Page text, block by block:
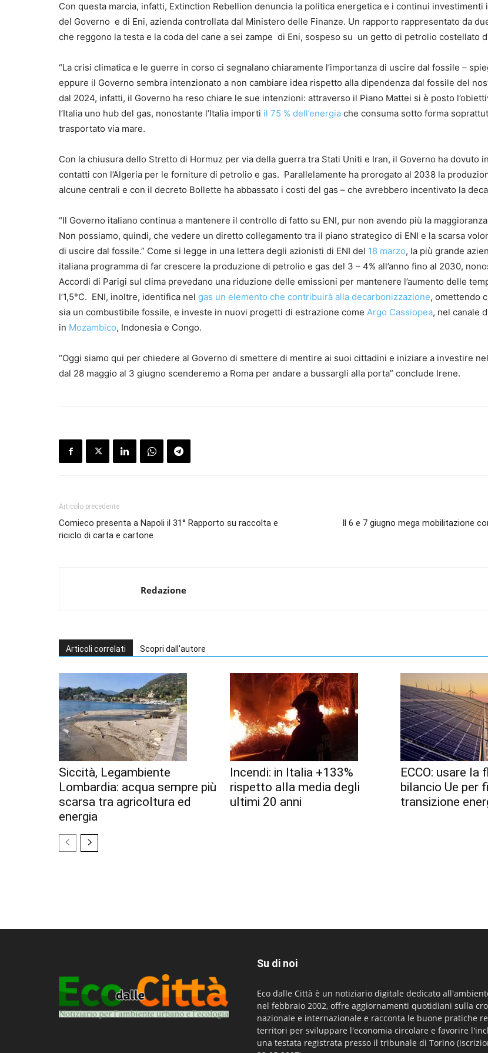
Con questa marcia, infatti, Extinction Rebellion denuncia la politica energetica e i continui investimenti
del Governo e di Eni, azienda controllata dal Ministero delle Finanze. Un rapporto rappresentato da
che reggono la testa e la coda del cane a sei zampe di Eni, sospeso su un getto di petrolio costellato
“La crisi climatica e le guerre in corso ci segnalano chiaramente l’importanza di uscire dal fossile –
eppure il Governo sembra intenzionato a non cambiare idea rispetto alla dipendenza dal fossile del
dal 2024, infatti, il Governo ha reso chiare le sue intenzioni: attraverso il Piano Mattei si è posto
l’Italia uno hub del gas, nonostante l’Italia importi il 75 % dell’energia che consuma sotto forma
trasportato via mare.
Con la chiusura dello Stretto di Hormuz per via della guerra tra Stati Uniti e Iran, il Governo ha dovuto
contatti con l’Algeria per le forniture di petrolio e gas. Parallelamente ha prorogato al 2038 la
alcune centrali e con il decreto Bollette ha abbassato i costi del gas – che avrebbero incentivato la
“Il Governo italiano continua a mantenere il controllo di fatto su ENI, pur non avendo più la
Non possiamo, quindi, che vedere un diretto collegamento tra il piano strategico di ENI e la scarsa
di uscire dal fossile.” Come si legge in una lettera degli azionisti di ENI del 18 marzo, la più grande
italiana programma di far crescere la produzione di petrolio e gas del 3 – 4% all’anno fino al 2030,
Accordi di Parigi sul clima prevedano una riduzione delle emissioni per mantenere l’aumento delle
l’1,5°C. ENI, inoltre, identifica nel gas un elemento che contribuirà alla decarbonizzazione, omettendo
sia un combustibile fossile, e investe in nuovi progetti di estrazione come Argo Cassiopea, nel canale
in Mozambico, Indonesia e Congo.
“Oggi siamo qui per chiedere al Governo di smettere di mentire ai suoi cittadini e iniziare a investire
dal 28 maggio al 3 giugno scenderemo a Roma per andare a bussargli alla porta” conclude Irene.
Articolo precedente
Comieco presenta a Napoli il 31° Rapporto su raccolta e
riciclo di carta e cartone
Il 6 e 7 giugno mega mobilitazione
Redazione
Articoli correlati Scopri dall'autore
Siccità, Legambiente
Lombardia: acqua sempre più
scarsa tra agricoltura ed
energia
Incendi: in Italia +133%
rispetto alla media degli
ultimi 20 anni
ECCO: usare la
bilancio Ue per
transizione
Su di noi
Eco dalle Città è un notiziario digitale dedicato
nel febbraio 2002, offre aggiornamenti quotidiani sulla
nazionale e internazionale e racconta le buone pratiche
territori per sviluppare l'economia circolare e favorire
una testata registrata presso il tribunale di Torino